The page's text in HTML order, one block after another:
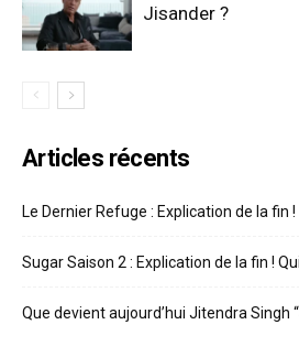
Jisander ?
Articles récents
Le Dernier Refuge : Explication de la fin !
Sugar Saison 2 : Explication de la fin !
Que devient aujourd’hui Jitendra Singh